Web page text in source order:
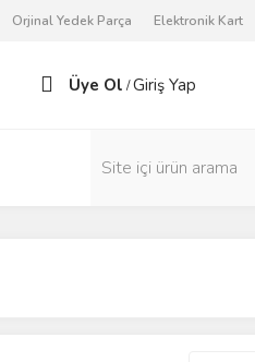
Orjinal Yedek Parça Elektronik Kart
Üye Ol /Giriş Yap